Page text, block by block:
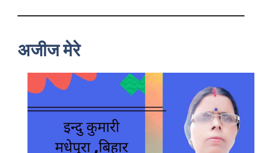
अजीज मेरे